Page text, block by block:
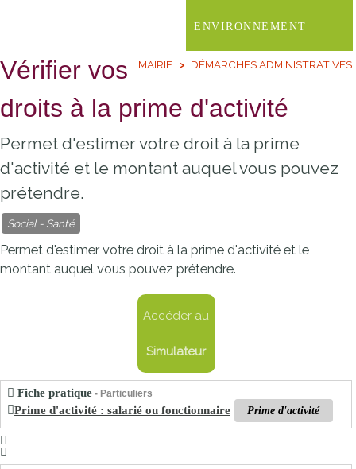
ENVIRONNEMENT
MAIRIE DÉMARCHES ADMINISTRATIVES
Vérifier vos
droits à la prime d'activité
Permet d'estimer votre droit à la prime
d'activité et le montant auquel vous pouvez
prétendre.
Social - Santé
Permet d'estimer votre droit à la prime d'activité et le
montant auquel vous pouvez prétendre.
Accéder au
Simulateur
Fiche pratique- Particuliers
Prime d'activité : salarié ou fonctionnaire Prime d'activité